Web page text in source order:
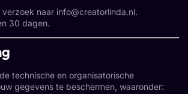
verzoek naar info@creatorlinda.nl.
30 dagen.
technische en organisatorische
gegevens te beschermen, waaronder: